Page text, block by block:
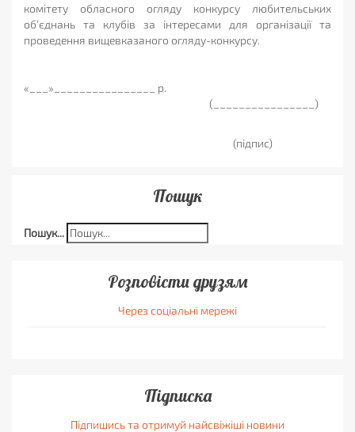
комітету обласного огляду конкурсу любительських
об’єднань та клубів за інтересами для організації та
проведення вищевказаного огляду-конкурсу.
«___»________________ р.
(________________)
(підпис)
Пошук
Пошук...
Розповісти друзям
Через соціальні мережі
Підписка
Підпишись та отримуй найсвіжіші новини